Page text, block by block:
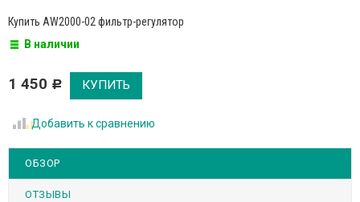
Купить AW2000-02 фильтр-регулятор
В наличии
1 450 Р
Добавить к сравнению
ОБЗОР
ОТЗЫВЫ